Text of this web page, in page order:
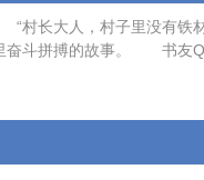
村长大人，村子里没有
拼搏的故事。 书友